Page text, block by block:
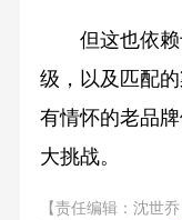
但这也依
级，以及匹配
有情怀的老品
大挑战。
【责任编辑：沈世乔